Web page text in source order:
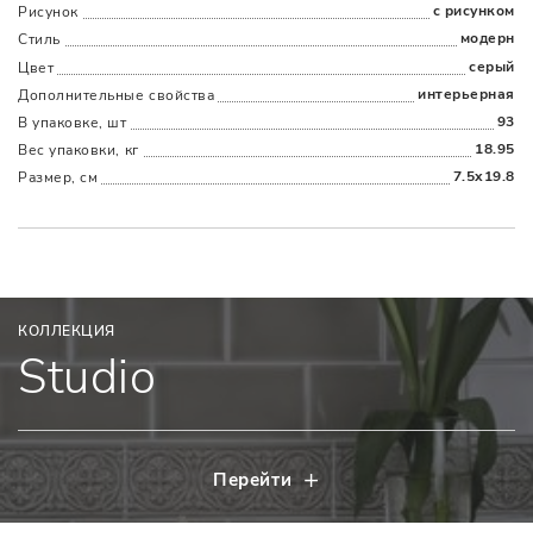
Рисунок
с рисунком
Стиль
модерн
Цвет
серый
Дополнительные cвойства
интерьерная
В упаковке, шт
93
Вес упаковки, кг
18.95
Размер, см
7.5x19.8
КОЛЛЕКЦИЯ
Studio
Перейти